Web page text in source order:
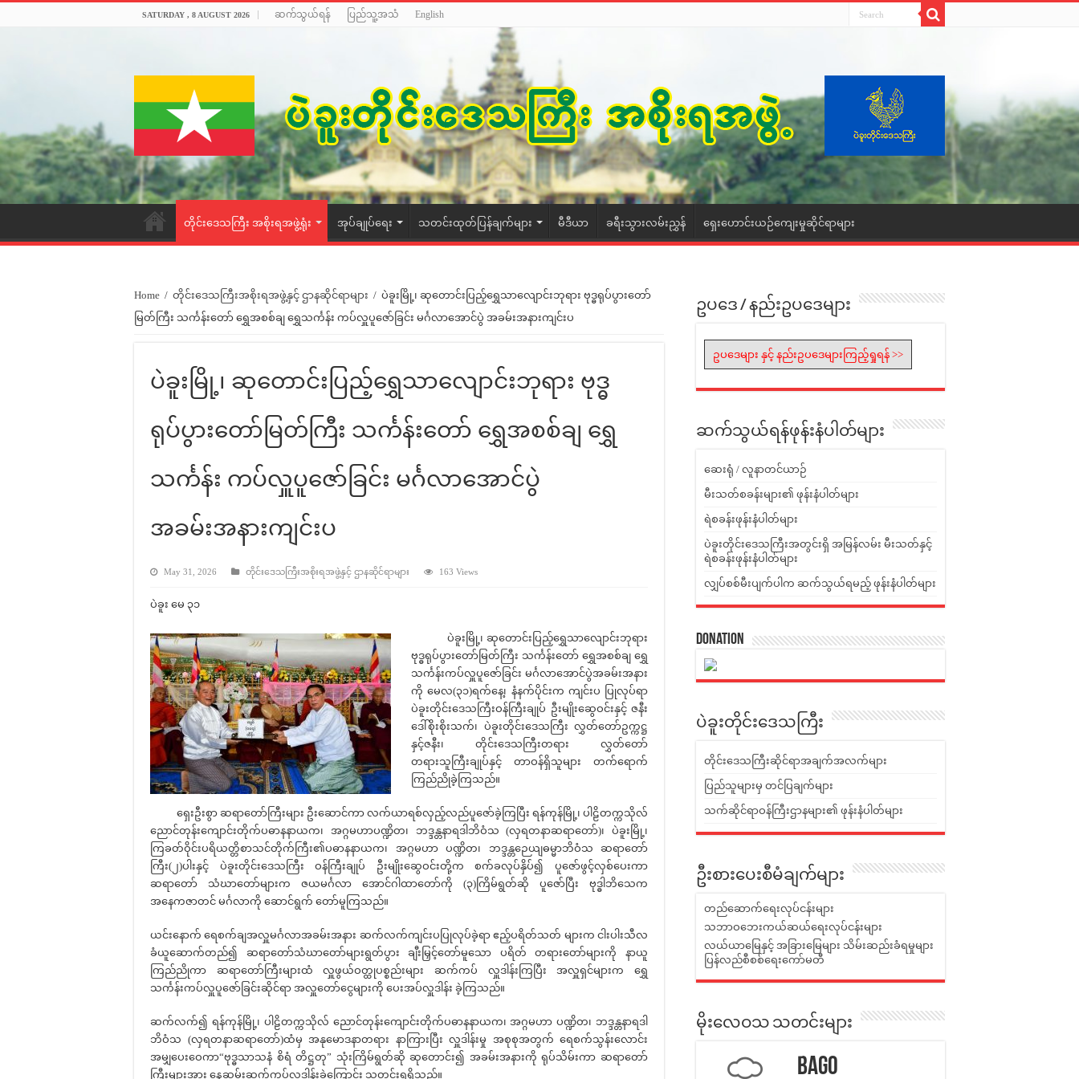
SATURDAY , 8 AUGUST 2026 ဆက်သွယ်ရန် ပြည်သူ့အသံ English
တိုင်းဒေသကြီး အစိုးရအဖွဲ့ရုံး အုပ်ချုပ်ရေး သတင်းထုတ်ပြန်ချက်များ မီဒီယာ ခရီးသွားလမ်းညွှန် ရှေးဟောင်းယဉ်ကျေးမှုဆိုင်ရာများ
Home / တိုင်းဒေသကြီးအစိုးရအဖွဲ့နှင့် ဌာနဆိုင်ရာများ / ပဲခူးမြို့၊ ဆုတောင်းပြည့်ရွှေသာလျောင်းဘုရား ဗုဒ္ဓရုပ်ပွားတော်
မြတ်ကြီး သင်္ကန်းတော် ရွှေအစစ်ချ ရွှေသင်္ကန်း ကပ်လှူပူဇော်ခြင်း မင်္ဂလာအောင်ပွဲ အခမ်းအနားကျင်းပ
ပဲခူးမြို့၊ ဆုတောင်းပြည့်ရွှေသာလျောင်းဘုရား ဗုဒ္ဓ
ရုပ်ပွားတော်မြတ်ကြီး သင်္ကန်းတော် ရွှေအစစ်ချ ရွှေ
သင်္ကန်း ကပ်လှူပူဇော်ခြင်း မင်္ဂလာအောင်ပွဲ
အခမ်းအနားကျင်းပ
May 31, 2026 တိုင်းဒေသကြီးအစိုးရအဖွဲ့နှင့် ဌာနဆိုင်ရာများ 163 Views
ပဲခူး မေ ၃၁
ပဲခူးမြို့၊ ဆုတောင်းပြည့်ရွှေသာလျောင်းဘုရား
ဗုဒ္ဓရုပ်ပွားတော်မြတ်ကြီး သင်္ကန်းတော် ရွှေအစစ်ချ ရွှေ
သင်္ကန်းကပ်လှူပူဇော်ခြင်း မင်္ဂလာအောင်ပွဲအခမ်းအနား
ကို မေလ(၃၁)ရက်နေ့၊ နံနက်ပိုင်းက ကျင်းပ ပြုလုပ်ရာ
ပဲခူးတိုင်းဒေသကြီးဝန်ကြီးချုပ် ဦးမျိုးဆွေဝင်းနှင့် ဇနီး
ဒေါ်စိုးစိုးသက်၊ ပဲခူးတိုင်းဒေသကြီး လွှတ်တော်ဥက္ကဋ္ဌ
နှင့်ဇနီး၊ တိုင်းဒေသကြီးတရား လွှတ်တော်
တရားသူကြီးချုပ်နှင့် တာဝန်ရှိသူများ တက်ရောက်
ကြည်ညိုခဲ့ကြသည်။
ရှေးဦးစွာ ဆရာတော်ကြီးများ ဦးဆောင်ကာ လက်ယာရစ်လှည့်လည်ပူဇော်ခဲ့ကြပြီး ရန်ကုန်မြို့၊ ပါဠိတက္ကသိုလ်
ညောင်တုန်းကျောင်းတိုက်ပဓာနနာယက၊ အဂ္ဂမဟာပဏ္ဍိတ၊ ဘဒ္ဒန္တနာရဒါဘိဝံသ (လှရတနာဆရာတော်)၊ ပဲခူးမြို့၊
ကြခတ်ဝိုင်းပရိယတ္တိစာသင်တိုက်ကြီး၏ပဓာနနာယက၊ အဂ္ဂမဟာ ပဏ္ဍိတ၊ ဘဒ္ဒန္တဉေယျဓမ္မာဘိဝံသ ဆရာတော်
ကြီး(၂)ပါးနှင့် ပဲခူးတိုင်းဒေသကြီး ဝန်ကြီးချုပ် ဦးမျိုး‌ဆွေဝင်းတို့က စက်ခလုပ်နှိပ်၍ ပူဇော်ဖွင့်လှစ်ပေးကာ
ဆရာတော် သံဃာတော်များက ဇယမင်္ဂလာ အောင်ဂါထာတော်ကို (၃)ကြိမ်ရွတ်ဆို ပူဇော်ပြီး ဗုဒ္ဓါဘိသေက
အနေကဇာတင် မင်္ဂလာကို ဆောင်ရွက် တော်မူကြသည်။
ယင်းနောက် ရေစက်ချအလှူမင်္ဂလာအခမ်းအနား ဆက်လက်ကျင်းပပြုလုပ်ခဲ့ရာ ဧည့်ပရိတ်သတ် များက ငါးပါးသီလ
ခံယူဆောက်တည်၍ ဆရာတော်သံဃာတော်များရွတ်ပွား ချီးမြှင့်တော်မူသော ပရိတ် တရားတော်များကို နာယူ
ကြည်ညိုကာ ဆရာတော်ကြီးများထံ လှူဖွယ်ဝတ္ထုပစ္စည်းများ ဆက်ကပ် လှူဒါန်းကြပြီး အလှူရှင်များက ရွှေ
သင်္ကန်းကပ်လှူပူဇော်ခြင်းဆိုင်ရာ အလှူတော်ငွေများကို ပေးအပ်လှူဒါန်း ခဲ့ကြသည်။
ဆက်လက်၍ ရန်ကုန်မြို့၊ ပါဠိတက္ကသိုလ် ညောင်တုန်းကျောင်းတိုက်ပဓာနနာယက၊ အဂ္ဂမဟာ ပဏ္ဍိတ၊ ဘဒ္ဒန္တနာရဒါ
ဘိဝံသ (လှရတနာဆရာတော်)ထံမှ အနုမောဒနာတရား နာကြားပြီး လှူဒါန်းမှု အစုစုအတွက် ရေစက်သွန်းလောင်း
အမျှပေးဝေကာ“ဗုဒ္ဓသာသနံ စိရံ တိဋ္ဌတု” သုံးကြိမ်ရွတ်ဆို ဆုတောင်း၍ အခမ်းအနားကို ရုပ်သိမ်းကာ ဆရာတော်
ကြီးများအား နေ့ဆွမ်းဆက်ကပ်လှူဒါန်းခဲ့ကြောင်း သတင်းရရှိသည်။
ဥပဒေ / နည်းဥပဒေများ
ဥပဒေများ နှင့် နည်းဥပဒေများကြည့်ရှုရန် >>
ဆက်သွယ်ရန်ဖုန်းနံပါတ်များ
ဆေးရုံ / လူနာတင်ယာဉ်
မီးသတ်စခန်းများ၏ ဖုန်းနံပါတ်များ
ရဲစခန်းဖုန်းနံပါတ်များ
ပဲခူးတိုင်းဒေသကြီးအတွင်းရှိ အမြန်လမ်း မီးသတ်နှင့်
ရဲစခန်းဖုန်းနံပါတ်များ
လျှပ်စစ်မီးပျက်ပါက ဆက်သွယ်ရမည့် ဖုန်းနံပါတ်များ
Donation
ပဲခူးတိုင်းဒေသကြီး
တိုင်းဒေသကြီးဆိုင်ရာအချက်အလက်များ
ပြည်သူများမှ တင်ပြချက်များ
သက်ဆိုင်ရာဝန်ကြီးဌာနများ၏ ဖုန်းနံပါတ်များ
ဦးစားပေးစီမံချက်များ
တည်ဆောက်ရေးလုပ်ငန်းများ
သဘာဝဘေးကယ်ဆယ်ရေးလုပ်ငန်းများ
လယ်ယာမြေနှင့် အခြားမြေများ သိမ်းဆည်းခံရမှုများ
ပြန်လည်စီစစ်ရေးကော်မတီ
မိုးလေဝသ သတင်းများ
Bago